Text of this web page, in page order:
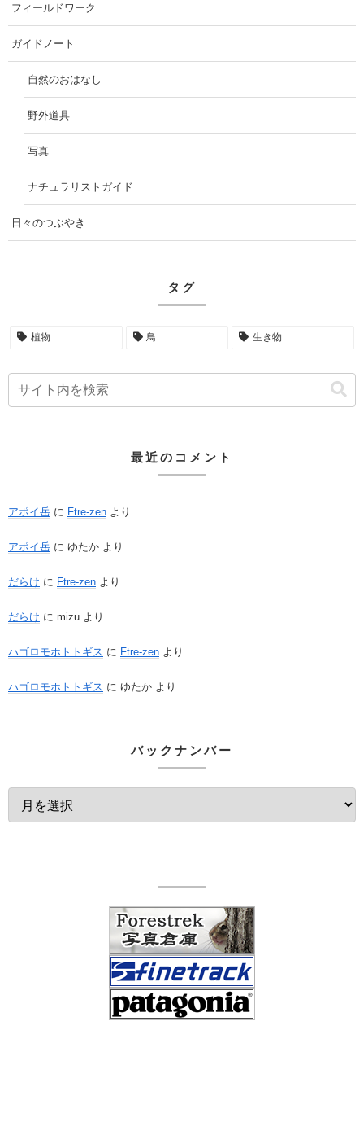
フィールドワーク
ガイドノート
自然のおはなし
野外道具
写真
ナチュラリストガイド
日々のつぶやき
タグ
植物 鳥 生き物
最近のコメント
アポイ岳 に Ftre-zen より
アポイ岳 に ゆたか より
だらけ に Ftre-zen より
だらけ に mizu より
ハゴロモホトトギス に Ftre-zen より
ハゴロモホトトギス に ゆたか より
バックナンバー